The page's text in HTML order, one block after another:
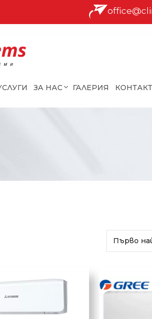
ЗА НАС ГАЛЕРИЯ